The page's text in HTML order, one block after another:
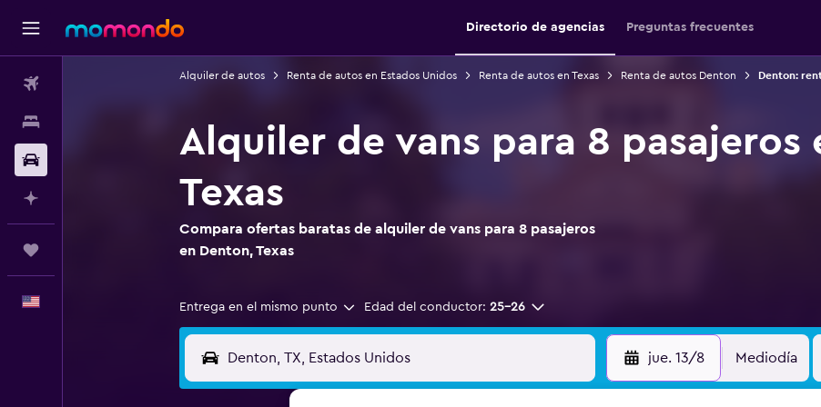
Directorio de agencias Preguntas frecuentes
Alquiler de autos Renta de autos en Estados Unidos Renta de autos en Texas Renta de autos Denton Denton:
Alquiler de vans para 8 pasajeros
Texas
Compara ofertas baratas de alquiler de vans para 8 pasajeros
en Denton, Texas
Entrega en el mismo punto Edad del conductor: 25-26
jue. 13/8 Mediodía